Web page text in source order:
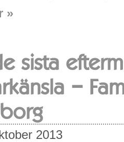
»
sista
–
2013